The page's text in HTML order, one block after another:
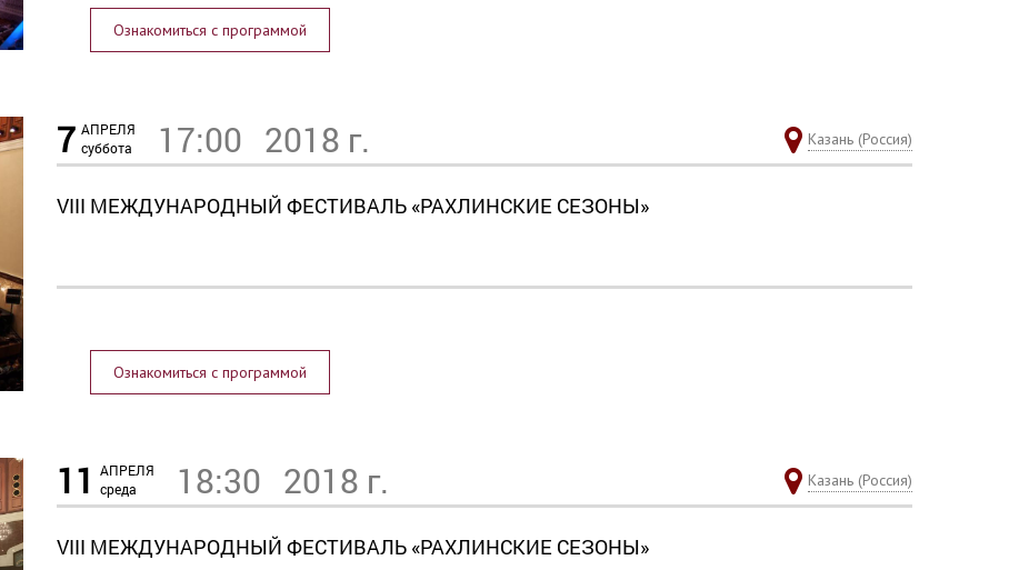
Ознакомиться с программой
7 АПРЕЛЯ
суббота
17:00 2018 г. Казань (Россия)
VIII МЕЖДУНАРОДНЫЙ ФЕСТИВАЛЬ «РАХЛИНСКИЕ СЕЗОНЫ»
Ознакомиться с программой
11
АПРЕЛЯ
среда
18:30 2018 г. Казань (Россия)
VIII МЕЖДУНАРОДНЫЙ ФЕСТИВАЛЬ «РАХЛИНСКИЕ СЕЗОНЫ»